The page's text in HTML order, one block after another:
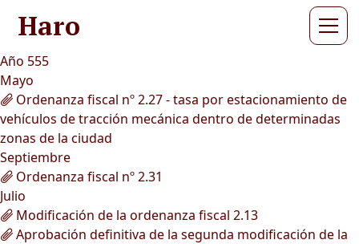
Haro
Año 555
Mayo
Ordenanza fiscal nº 2.27 - tasa por estacionamiento de
vehículos de tracción mecánica dentro de determinadas
zonas de la ciudad
Septiembre
Ordenanza fiscal nº 2.31
Julio
Modificación de la ordenanza fiscal 2.13
Aprobación definitiva de la segunda modificación de la